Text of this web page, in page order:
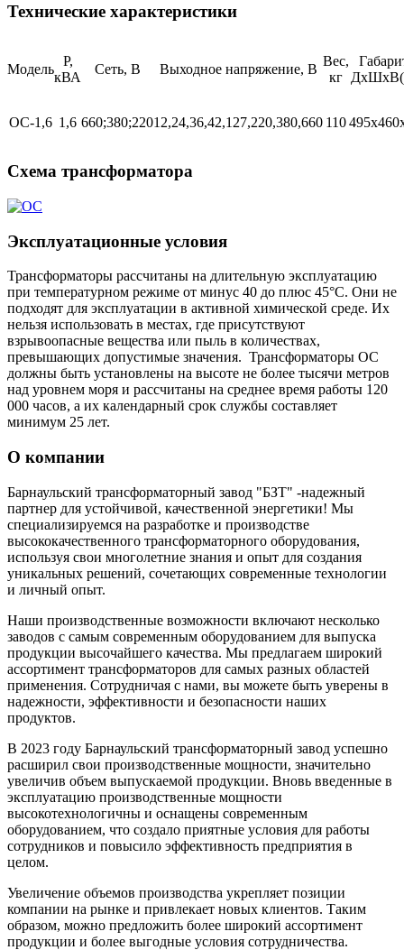
Технические характеристики
Модель
Р,
кВА
Сеть, В Выходное напряжение, В
Вес,
кг
ОС-1,6 1,6 660;380;22012,24,36,42,127,220,380,660 110
Схема трансформатора
Эксплуатационные условия
Трансформаторы рассчитаны на длительную эксплуатацию
при температурном режиме от минус 40 до плюс 45°C. Они не
подходят для эксплуатации в активной химической среде. Их
нельзя использовать в местах, где присутствуют
взрывоопасные вещества или пыль в количествах,
превышающих допустимые значения. Трансформаторы OC
должны быть установлены на высоте не более тысячи метров
над уровнем моря и рассчитаны на среднее время работы 120
000 часов, а их календарный срок службы составляет
минимум 25 лет.
О компании
Барнаульский трансформаторный завод "БЗТ" -надежный
партнер для устойчивой, качественной энергетики! Мы
специализируемся на разработке и производстве
высококачественного трансформаторного оборудования,
используя свои многолетние знания и опыт для создания
уникальных решений, сочетающих современные технологии
и личный опыт.
Наши производственные возможности включают несколько
заводов с самым современным оборудованием для выпуска
продукции высочайшего качества. Мы предлагаем широкий
ассортимент трансформаторов для самых разных областей
применения. Сотрудничая с нами, вы можете быть уверены в
надежности, эффективности и безопасности наших
продуктов.
В 2023 году Барнаульский трансформаторный завод успешно
расширил свои производственные мощности, значительно
увеличив объем выпускаемой продукции. Вновь введенные в
эксплуатацию производственные мощности
высокотехнологичны и оснащены современным
оборудованием, что создало приятные условия для работы
сотрудников и повысило эффективность предприятия в
целом.
Увеличение объемов производства укрепляет позиции
компании на рынке и привлекает новых клиентов. Таким
образом, можно предложить более широкий ассортимент
продукции и более выгодные условия сотрудничества.